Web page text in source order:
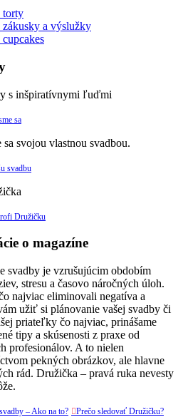
torty
zákusky a výslužky
s inšpiratívnymi ľuďmi
sa
svojou vlastnou svadbou.
svadbu
Družičku
o magazíne
svadby je vzrušujúcim obdobím
stresu a časovo náročných úloh.
najviac eliminovali negatíva a
užiť si plánovanie vašej svadby či
priateľky čo najviac, prinášame
tipy a skúsenosti z praxe od
profesionálov. A to nielen
pekných obrázkov, ale hlavne
rád. Družička – pravá ruka nevesty
– Ako na to? Prečo sledovať Družičku?